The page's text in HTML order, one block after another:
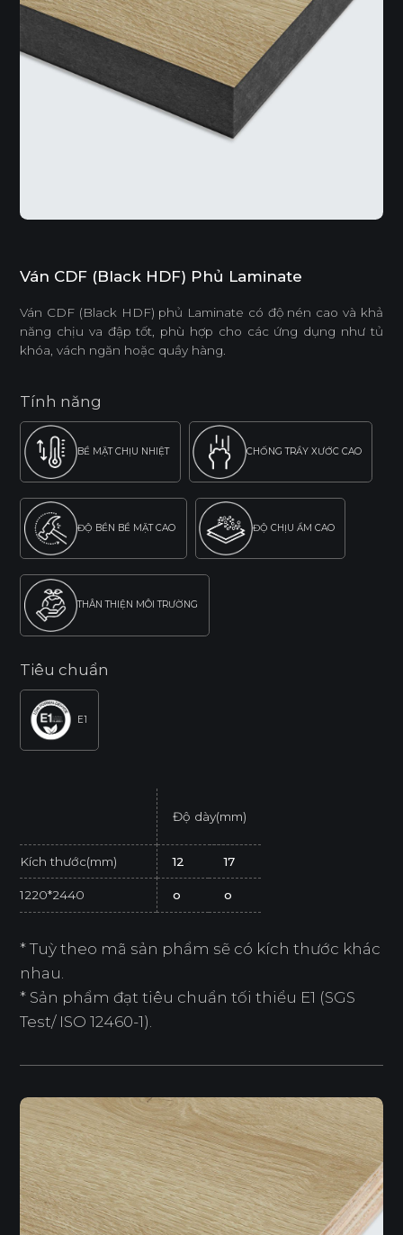
Ván CDF (Black HDF) Phủ Laminate
Ván CDF (Black HDF) phủ Laminate có độ nén cao và khả
năng chịu va đập tốt, phù hợp cho các ứng dụng như tủ
khóa, vách ngăn hoặc quầy hàng.
Tính năng
BỀ MẶT CHỊU NHIỆT CHỐNG TRẦY XƯỚC CAO
ĐỘ BỀN BỀ MẶT CAO ĐỘ CHỊU ẨM CAO
THÂN THIỆN MÔI TRƯỜNG
Tiêu chuẩn
E1
Độ dày(mm)
Kích thước(mm) 12 17
1220*2440 o o
* Tuỳ theo mã sản phẩm sẽ có kích thước khác
nhau.
* Sản phẩm đạt tiêu chuẩn tối thiểu E1 (SGS
Test/ ISO 12460-1).